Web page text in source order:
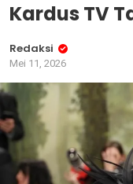
Kardus TV
Redaksi
Mei 11, 2026